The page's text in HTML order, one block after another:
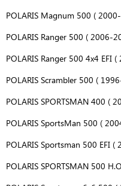
POLARIS Magnum 500 (
POLARIS Ranger 500 ( 2006-
POLARIS Ranger 500 4x4 EFI
POLARIS Scrambler 500 (
POLARIS SPORTSMAN 400 (
POLARIS SportsMan 500 (
POLARIS Sportsman 500 EFI (
POLARIS SPORTSMAN 500